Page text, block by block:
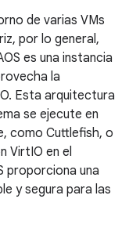
de varias VMs
por lo general,
es una instancia
la
Esta arquitectura
se ejecute en
como Cuttlefish, o
VirtIO en el
proporciona una
y segura para las